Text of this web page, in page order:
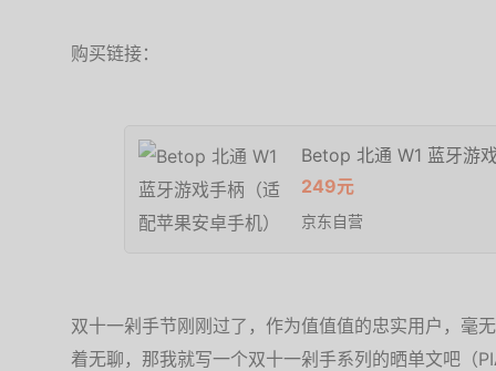
购买链接：
Betop 北通 W1 蓝牙游
249元
京东自营
双十一剁手节刚刚过了，作为值值值的忠实用户，毫
着无聊，那我就写一个双十一剁手系列的晒单文吧（